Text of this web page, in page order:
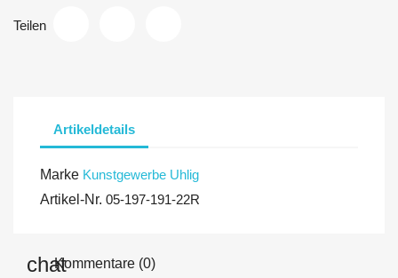
Teilen
Artikeldetails
Marke Kunstgewerbe Uhlig
Artikel-Nr. 05-197-191-22R
Kommentare (0)